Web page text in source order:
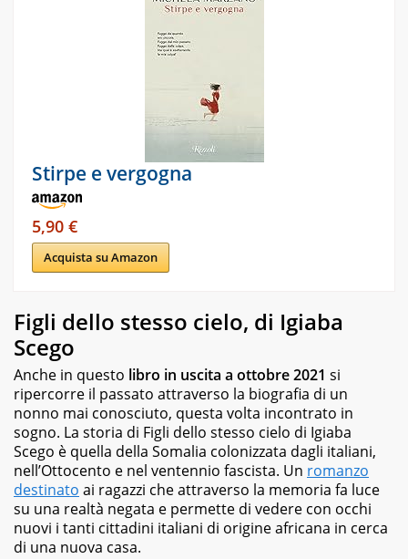
approfondimento
da
docenti
esperti
della
propria
materia
che
gli
argomenti
affrontati
dagli
studenti
durante
il
percorso
scolastico,
anche
quelli
più
ostici,
con
Stirpe e vergogna
5,90 €
Acquista su Amazon
Figli dello stesso cielo, di Igiaba
Scego
Anche in questo libro in uscita a ottobre 2021 si
ripercorre il passato attraverso la biografia di un
nonno mai conosciuto, questa volta incontrato in
sogno. La storia di Figli dello stesso cielo di Igiaba
Scego è quella della Somalia colonizzata dagli italiani,
nell’Ottocento e nel ventennio fascista. Un romanzo
destinato ai ragazzi che attraverso la memoria fa luce
su una realtà negata e permette di vedere con occhi
nuovi i tanti cittadini italiani di origine africana in cerca
di una nuova casa.